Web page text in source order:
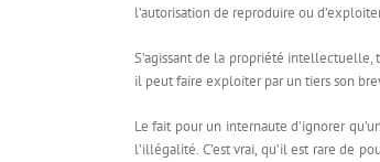
l’autorisation de reproduire ou
S’agissant de la propriété intellectuelle,
il peut faire exploiter par un tiers son
Le fait pour un internaute d’ignorer
l’illégalité. C’est vrai, qu’il est rare de